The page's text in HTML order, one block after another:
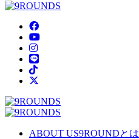
ABOUT US9ROUNDとは